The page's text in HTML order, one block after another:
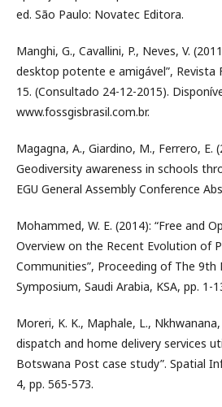
ed. São Paulo: Novatec Editora.
Manghi, G., Cavallini, P., Neves, V.
desktop potente e amigável”, Revista
15. (Consultado 24-12-2015).
www.fossgisbrasil.com.br.
Magagna, A., Giardino, M., Ferrero, E.
Geodiversity awareness in schools
EGU General Assembly Conference
Mohammed, W. E. (2014): “Free and
Overview on the Recent Evolution of
Communities”, Proceeding of The 9th
Symposium, Saudi Arabia, KSA, pp. 1-
Moreri, K. K., Maphale, L.,
dispatch and home delivery services
Botswana Post case study”. Spatial
4, pp. 565-573.